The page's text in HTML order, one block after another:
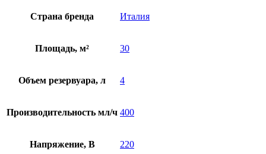
Страна бренда Италия
Площадь, м² 30
Объем резервуара, л 4
Производительность мл/ч 400
Напряжение, В 220